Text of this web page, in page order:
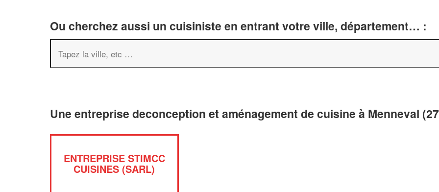
Ou cherchez aussi un cuisiniste en entrant votre ville, département… :
Une entreprise deconception et aménagement de cuisine à Menneval
ENTREPRISE STIMCC
CUISINES (SARL)